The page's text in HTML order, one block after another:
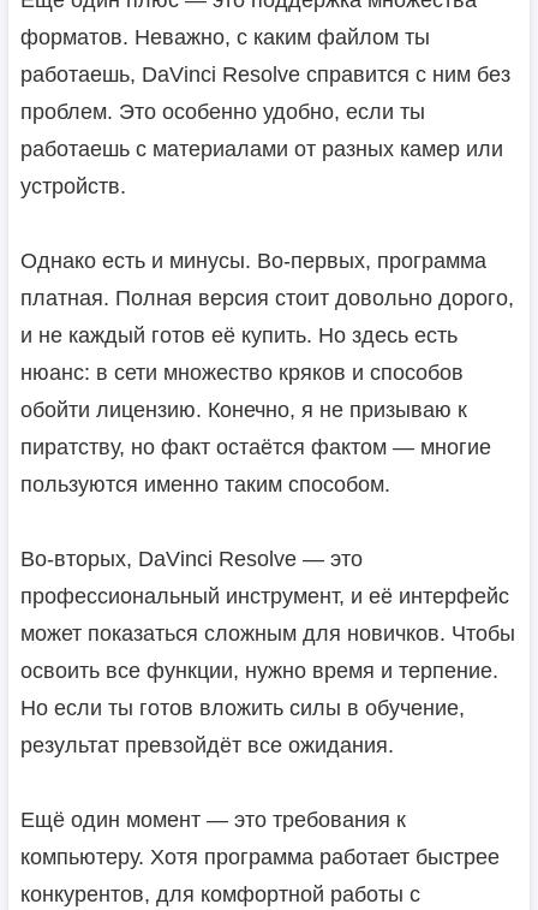
форматов. Неважно, с каким файлом ты
работаешь, DaVinci Resolve справится с ним без
проблем. Это особенно удобно, если ты
работаешь с материалами от разных камер или
устройств.
Однако есть и минусы. Во-первых, программа
платная. Полная версия стоит довольно дорого,
и не каждый готов её купить. Но здесь есть
нюанс: в сети множество кряков и способов
обойти лицензию. Конечно, я не призываю к
пиратству, но факт остаётся фактом — многие
пользуются именно таким способом.
Во-вторых, DaVinci Resolve — это
профессиональный инструмент, и её интерфейс
может показаться сложным для новичков. Чтобы
освоить все функции, нужно время и терпение.
Но если ты готов вложить силы в обучение,
результат превзойдёт все ожидания.
Ещё один момент — это требования к
компьютеру. Хотя программа работает быстрее
конкурентов, для комфортной работы с